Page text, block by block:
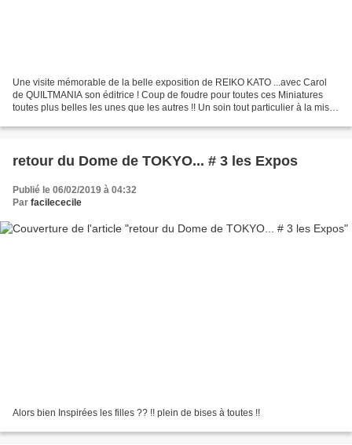
Une visite mémorable de la belle exposition de REIKO KATO ...avec Carol
de QUILTMANIA son éditrice ! Coup de foudre pour toutes ces Miniatures
toutes plus belles les unes que les autres !! Un soin tout particulier à la mise
retour du Dome de TOKYO... # 3 les Expos
Publié le 06/02/2019 à 04:32
Par facilececile
Alors bien Inspirées les filles ?? !! plein de bises à toutes !!